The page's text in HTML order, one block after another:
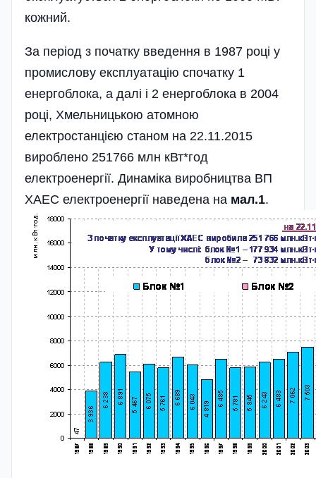
кожний.
За період з початку введення в 1987 році у
промислову експлуатацію спочатку 1
енерго­блока, а далі і 2 енергоблока в 2004
році, Хмельницькою атомною
електростанцією станом на 22.11.2015
вироблено 251766 млн кВт*год
електроенергії. Динаміка виробництва ВП
ХАЕС електроенергії наведена на мал.1.